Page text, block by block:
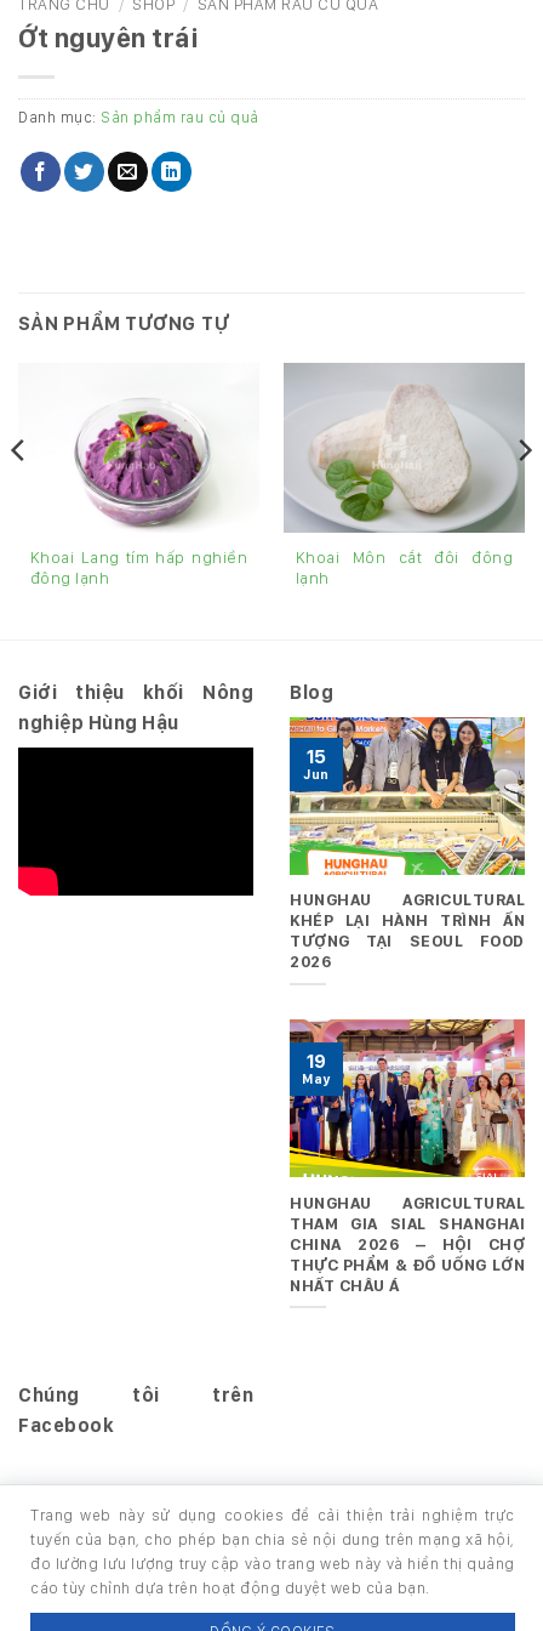
Ớt nguyên trái
Danh mục: Sản phẩm rau củ quả
SẢN PHẨM TƯƠNG TỰ
Khoai Lang tím hấp nghiền
đông lạnh
Khoai Môn cắt đôi đông
lạnh
Giới thiệu khối Nông
nghiệp Hùng Hậu
Blog
HUNGHAU AGRICULTURAL
KHÉP LẠI HÀNH TRÌNH ẤN
TƯỢNG TẠI SEOUL FOOD
2026
15
Jun
HUNGHAU AGRICULTURAL
THAM GIA SIAL SHANGHAI
CHINA 2026 – HỘI CHỢ
THỰC PHẨM & ĐỒ UỐNG LỚN
NHẤT CHÂU Á
19
May
Chúng tôi trên
Facebook
TRANG CHỦ GIỚI THIỆU SẢN PHẨM
Copyright 2026 ©thuộc HUNGHAU HOLDINGS. All rights
Trang web này sử dụng cookies để cải thiện trải nghiệm trực
tuyến của bạn, cho phép bạn chia sẻ nội dung trên mạng xã hội,
đo lường lưu lượng truy cập vào trang web này và hiển thị quảng
cáo tùy chỉnh dựa trên hoạt động duyệt web của bạn.